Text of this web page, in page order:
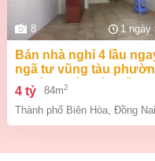
8 1
bán nhà nghỉ 4 lầu ngay
ngã tư vũng tàu
an bình biên hòa đồng
giá chỉ 4 tỷ
4 tỷ 84m2
Thành phố Biên Hòa Đồng Nai